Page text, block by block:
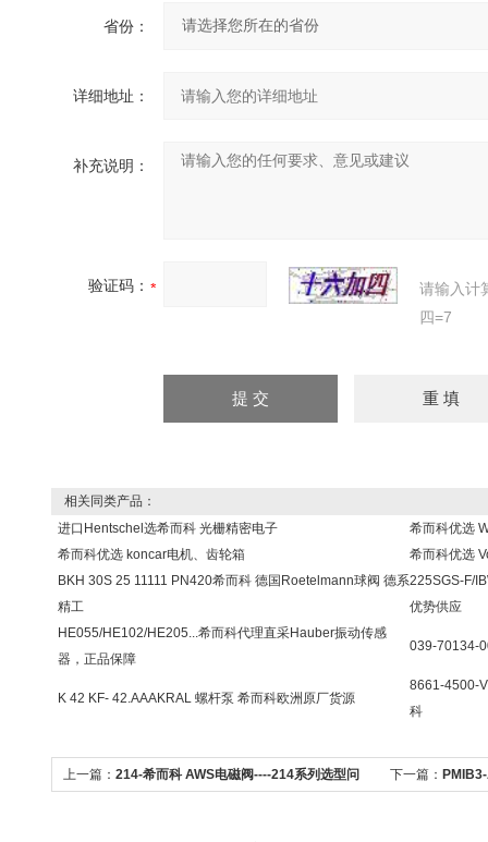
省份：
详细地址：
补充说明：
验证码：
请输入计
四=7
相关同类产品：
进口Hentschel选希而科 光栅精密电子
希而科优选
希而科优选 koncar电机、齿轮箱
希而科优选
BKH 30S 25 11111 PN420希而科 德国Roetelmann球阀 德系
精工
225SGS-F/
优势供应
HE055/HE102/HE205...希而科代理直采Hauber振动传感
器，正品保障
039-70134-
K 42 KF- 42.AAAKRAL 螺杆泵 希而科欧洲原厂货源
8661-4500-
科
上一篇： 214-希而科 AWS电磁阀----214系列选型问 下一篇：